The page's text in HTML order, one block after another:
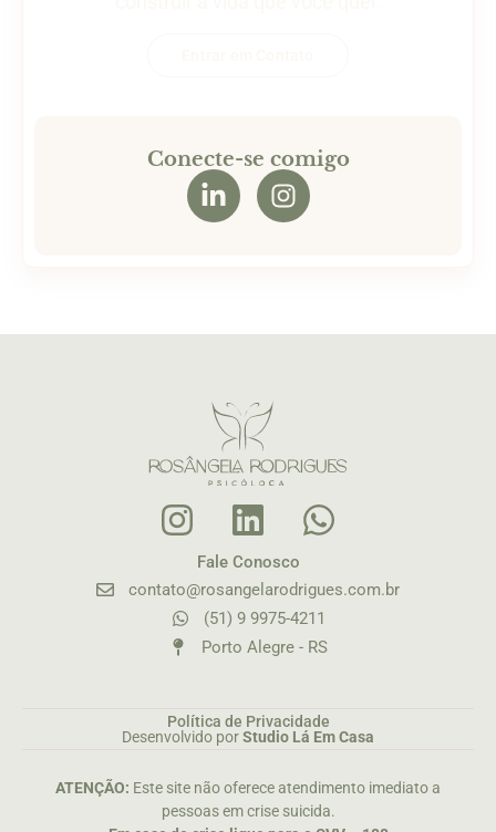
Conecte-se comigo
Fale Conosco
contato@rosangelarodrigues.com.br
(51) 9 9975-4211
Porto Alegre - RS
Política de Privacidade
Desenvolvido porStudio Lá Em Casa
ATENÇÃO: Este site não oferece atendimento imediato a
pessoas em crise suicida.